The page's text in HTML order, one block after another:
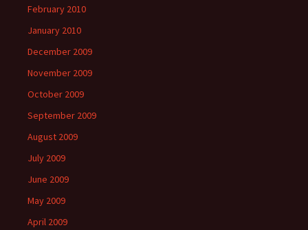
February 2010
January 2010
December 2009
November 2009
October 2009
September 2009
August 2009
July 2009
June 2009
May 2009
April 2009